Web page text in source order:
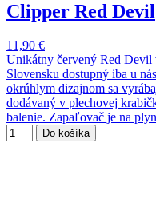
Clipper Red Devil
11,90 €
Unikátny červený Red Devil
Slovensku dostupný iba u
okrúhlym dizajnom sa
dodávaný v plechovej
balenie. Zapaľovač je na
Do košíka